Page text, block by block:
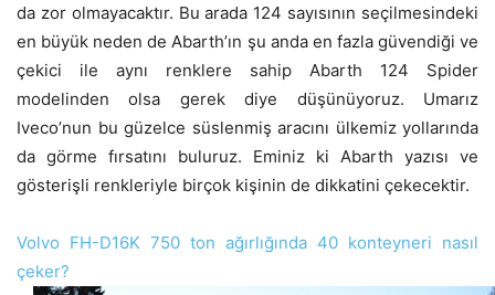
da zor olmayacaktır. Bu arada 124 sayısının seçilmesindeki
en büyük neden de Abarth’ın şu anda en fazla güvendiği ve
çekici ile aynı renklere sahip Abarth 124 Spider
modelinden olsa gerek diye düşünüyoruz. Umarız
Iveco’nun bu güzelce süslenmiş aracını ülkemiz yollarında
da görme fırsatını buluruz. Eminiz ki Abarth yazısı ve
gösterişli renkleriyle birçok kişinin de dikkatini çekecektir.
Volvo FH-D16K 750 ton ağırlığında 40 konteyneri nasıl
çeker?